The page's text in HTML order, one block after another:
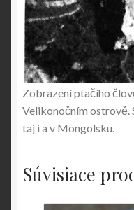
Zobrazení ptačího
Velikonočním ostrově.
taj i a v Mongolsku.
Súvisiace